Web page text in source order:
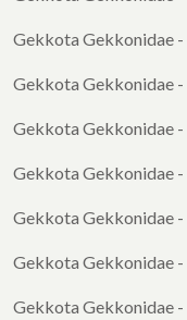
Gekkota Gekkonidae -
Gekkota Gekkonidae -
Gekkota Gekkonidae -
Gekkota Gekkonidae -
Gekkota Gekkonidae -
Gekkota Gekkonidae -
Gekkota Gekkonidae -